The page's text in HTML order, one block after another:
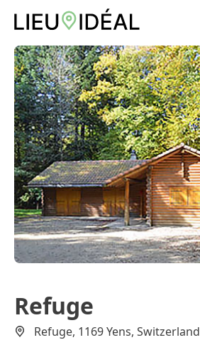
Refuge
Refuge, 1169 Yens, Switzerland